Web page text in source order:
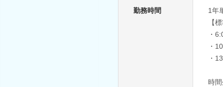
勤務時間
1年
【
・
・
・
時